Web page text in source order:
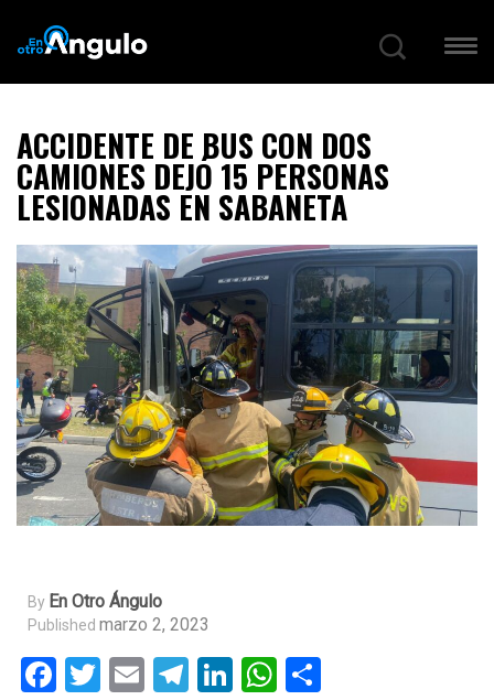
ACCIDENTE DE BUS CON DOS
CAMIONES DEJÓ 15 PERSONAS
LESIONADAS EN SABANETA
By En Otro Ángulo
Published marzo 2, 2023
Facebook
Twitter
EmailTelegram
LinkedIn
WhatsApp